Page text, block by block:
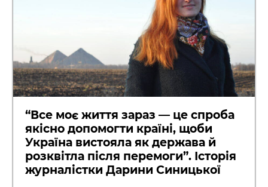
“Все моє життя зараз — це спроба
якісно допомогти країні, щоби
Україна вистояла як держава й
розквітла після перемоги”. Історія
журналістки Дарини Синицької